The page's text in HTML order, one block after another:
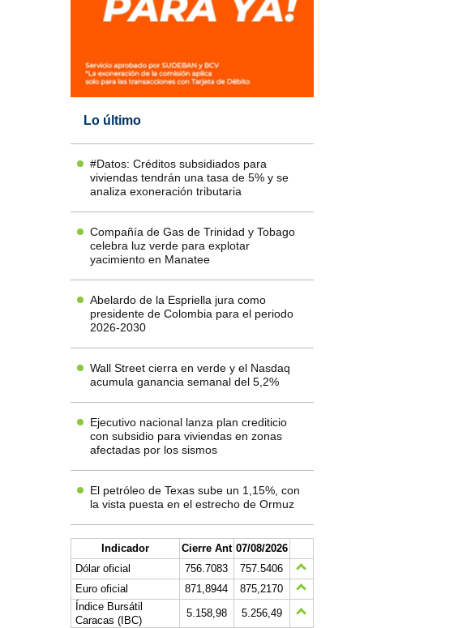
Lo último
#Datos: Créditos subsidiados para
viviendas tendrán una tasa de 5% y se
analiza exoneración tributaria
Compañía de Gas de Trinidad y Tobago
celebra luz verde para explotar
yacimiento en Manatee
Abelardo de la Espriella jura como
presidente de Colombia para el periodo
2026-2030
Wall Street cierra en verde y el Nasdaq
acumula ganancia semanal del 5,2%
Ejecutivo nacional lanza plan crediticio
con subsidio para viviendas en zonas
afectadas por los sismos
El petróleo de Texas sube un 1,15%, con
la vista puesta en el estrecho de Ormuz
Indicador Cierre Ant 07/08/2026
Dólar oficial
756.7083
757.5406
Euro oficial
871,8944
875,2170
Índice Bursátil
Caracas (IBC)
5.158,98
5.256,49